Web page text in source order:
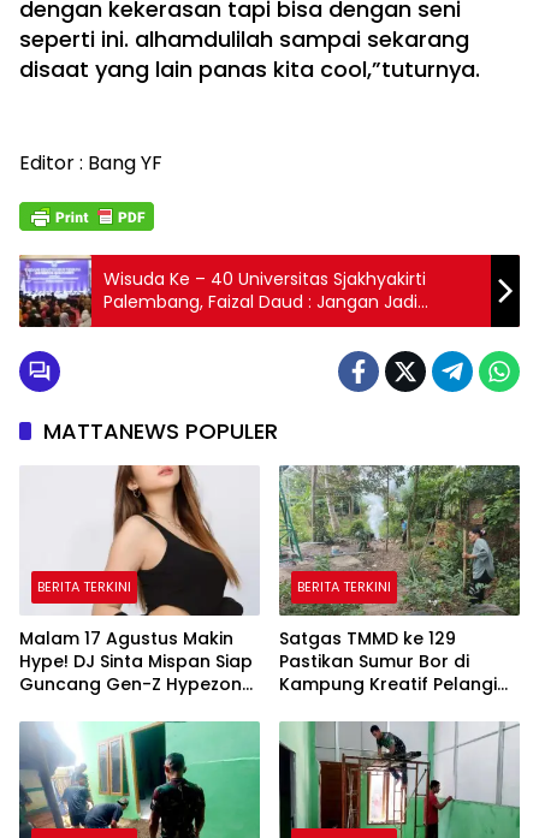
dengan kekerasan tapi bisa dengan seni
seperti ini. alhamdulilah sampai sekarang
disaat yang lain panas kita cool,”tuturnya.
Editor : Bang YF
Wisuda Ke – 40 Universitas Sjakhyakirti
Palembang, Faizal Daud : Jangan Jadi
Pencari Kerja
MATTANEWS POPULER
BERITA TERKINI
Malam 17 Agustus Makin
Hype! DJ Sinta Mispan Siap
Guncang Gen-Z Hypezone
BERITA TERKINI
Satgas TMMD ke 129
Pastikan Sumur Bor di
Kampung Kreatif Pelangi